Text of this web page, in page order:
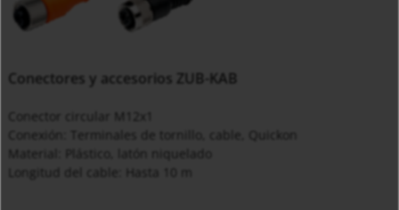
Conectores y accesorios ZUB-KAB
Conector circular M12x1
Conexión: Terminales de tornillo, cable, Quickon
Material: Plástico, latón niquelado
Longitud del cable: Hasta 10 m